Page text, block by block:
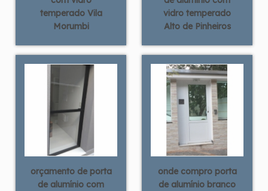
temperado Vila
Morumbi
vidro temperado
Alto de Pinheiros
orçamento de porta
de alumínio com
onde compro porta
de alumínio branco